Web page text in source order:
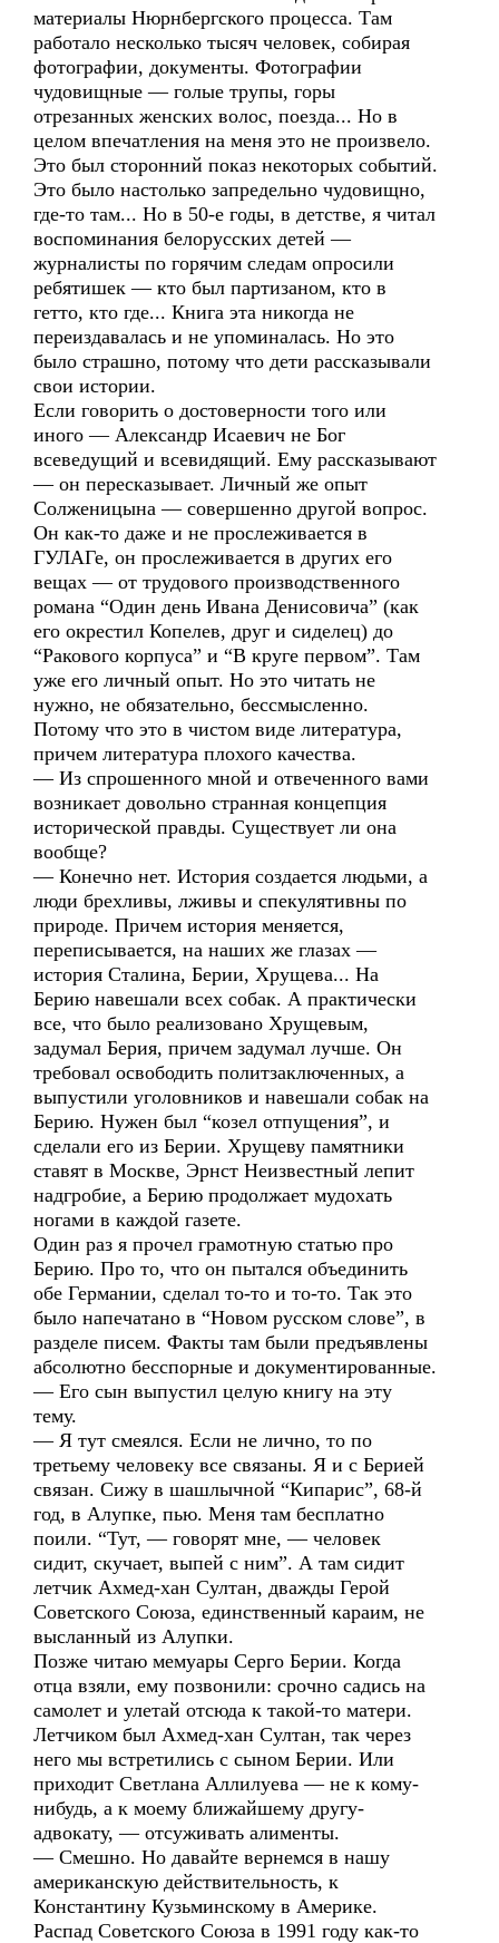
материалы Нюрнбергского процесса. Там
работало несколько тысяч человек, собирая
фотографии, документы. Фотографии
чудовищные — голые трупы, горы
отрезанных женских волос, поезда... Но в
целом впечатления на меня это не произвело.
Это был сторонний показ некоторых событий.
Это было настолько запредельно чудовищно,
где-то там... Но в 50-е годы, в детстве, я читал
воспоминания белорусских детей —
журналисты по горячим следам опросили
ребятишек — кто был партизаном, кто в
гетто, кто где... Книга эта никогда не
переиздавалась и не упоминалась. Но это
было страшно, потому что дети рассказывали
свои истории.
Если говорить о достоверности того или
иного — Александр Исаевич не Бог
всеведущий и всевидящий. Ему рассказывают
— он пересказывает. Личный же опыт
Солженицына — совершенно другой вопрос.
Он как-то даже и не прослеживается в
ГУЛАГе, он прослеживается в других его
вещах — от трудового производственного
романа “Один день Ивана Денисовича” (как
его окрестил Копелев, друг и сиделец) до
“Ракового корпуса” и “В круге первом”. Там
уже его личный опыт. Но это читать не
нужно, не обязательно, бессмысленно.
Потому что это в чистом виде литература,
причем литература плохого качества.
— Из спрошенного мной и отвеченного вами
возникает довольно странная концепция
исторической правды. Существует ли она
вообще?
— Конечно нет. История создается людьми, а
люди брехливы, лживы и спекулятивны по
природе. Причем история меняется,
переписывается, на наших же глазах —
история Сталина, Берии, Хрущева... На
Берию навешали всех собак. А практически
все, что было реализовано Хрущевым,
задумал Берия, причем задумал лучше. Он
требовал освободить политзаключенных, а
выпустили уголовников и навешали собак на
Берию. Нужен был “козел отпущения”, и
сделали его из Берии. Хрущеву памятники
ставят в Москве, Эрнст Неизвестный лепит
надгробие, а Берию продолжает мудохать
ногами в каждой газете.
Один раз я прочел грамотную статью про
Берию. Про то, что он пытался объединить
обе Германии, сделал то-то и то-то. Так это
было напечатано в “Новом русском слове”, в
разделе писем. Факты там были предъявлены
абсолютно бесспорные и документированные.
— Его сын выпустил целую книгу на эту
тему.
— Я тут смеялся. Если не лично, то по
третьему человеку все связаны. Я и с Берией
связан. Сижу в шашлычной “Кипарис”, 68-й
год, в Алупке, пью. Меня там бесплатно
поили. “Тут, — говорят мне, — человек
сидит, скучает, выпей с ним”. А там сидит
летчик Ахмед-хан Султан, дважды Герой
Советского Союза, единственный караим, не
высланный из Алупки.
Позже читаю мемуары Серго Берии. Когда
отца взяли, ему позвонили: срочно садись на
самолет и улетай отсюда к такой-то матери.
Летчиком был Ахмед-хан Султан, так через
него мы встретились с сыном Берии. Или
приходит Светлана Аллилуева — не к кому-
нибудь, а к моему ближайшему другу-
адвокату, — отсуживать алименты.
— Смешно. Но давайте вернемся в нашу
американскую действительность, к
Константину Кузьминскому в Америке.
Распад Советского Союза в 1991 году как-то